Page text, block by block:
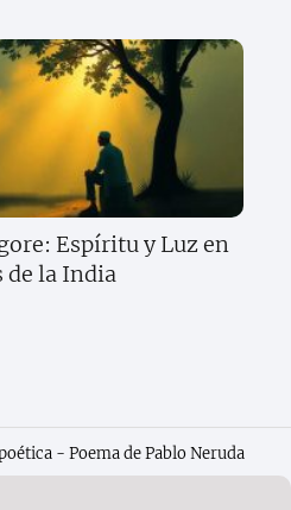
Espíritu y Luz en
de la India
- Poema de Pablo Neruda